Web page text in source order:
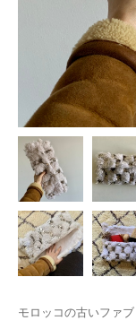
モロッコの古いファ